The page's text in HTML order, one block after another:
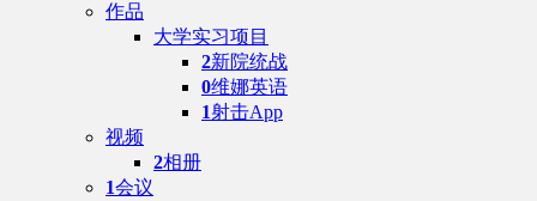
作品
大学实习项目
2新院统战
0维娜英语
1射击App
视频
2相册
1会议